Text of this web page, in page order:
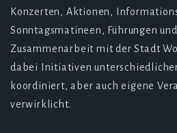
Konzerten, Aktionen,
Sonntagsmatineen, Führungen
Zusammenarbeit mit der Stadt
dabei Initiativen
koordiniert, aber auch eigene
verwirklicht.